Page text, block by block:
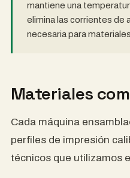
mantiene una
elimina las corrientes de
necesaria para
Materiales
Cada máquina
perfiles de impresión
técnicos que utilizamos